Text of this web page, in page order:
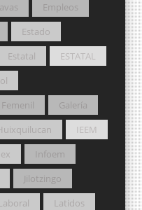
Empleos
Estado
Estatal
ESTATAL
Galería
IEEM
Infoem
Jilotzingo
Latidos